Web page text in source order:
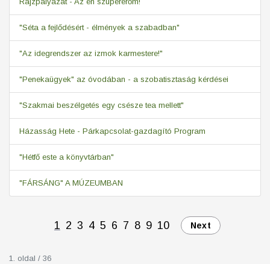
"Séta a fejlődésért - élmények a szabadban"
"Az idegrendszer az izmok karmestere!"
"Penekaügyek" az óvodában - a szobatisztaság kérdései
"Szakmai beszélgetés egy csésze tea mellett"
Házasság Hete - Párkapcsolat-gazdagító Program
"Hétfő este a könyvtárban"
"FÁRSÁNG" A MÚZEUMBAN
1 2 3 4 5 6 7 8 9 10 Next
1. oldal / 36